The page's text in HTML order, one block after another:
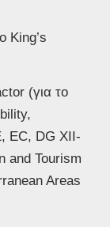
King’s
(για το
EC, DG XII-
and Tourism
Areas